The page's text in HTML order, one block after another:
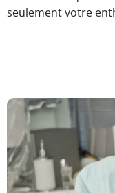
seulement votre